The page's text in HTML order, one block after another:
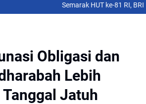
Semarak HUT ke-81 RI, BRI
Obligasi dan
Lebih
Jatuh